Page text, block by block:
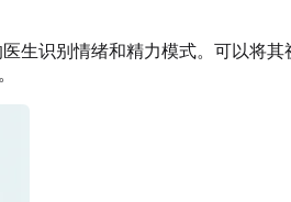
生识别情绪和精力模式。可以将